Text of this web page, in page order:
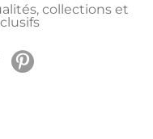
collections et